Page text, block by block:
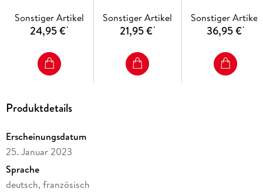
Sonstiger Artikel
24,95 €*
Sonstiger Artikel
21,95 €*
Sonstiger Artikel
36,95 €*
Produktdetails
Erscheinungsdatum
25. Januar 2023
Sprache
deutsch, französisch